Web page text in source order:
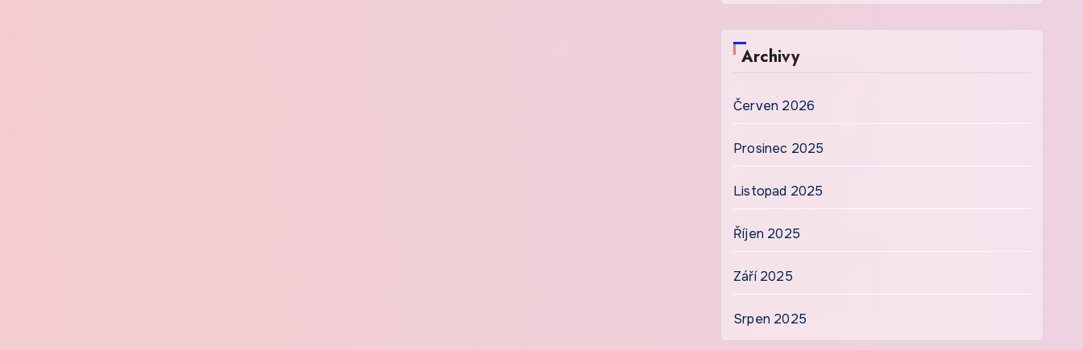
Archivy
Červen 2026
Prosinec 2025
Listopad 2025
Říjen 2025
Září 2025
Srpen 2025